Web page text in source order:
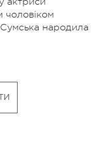
чоловіком
народила